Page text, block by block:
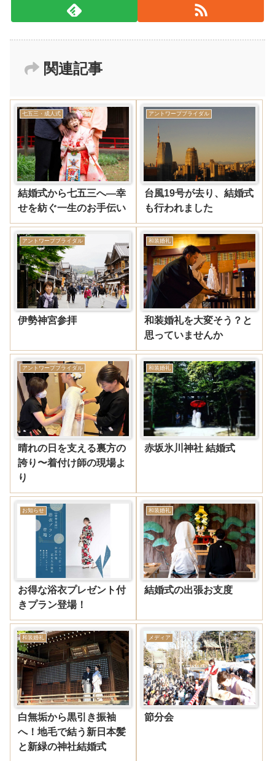
関連記事
七五三・成人式
結婚式から七五三へ―幸
せを紡ぐ一生のお手伝い
アントワープブライダル
台風19号が去り、結婚式
も行われました
アントワープブライダル
伊勢神宮参拝
和装婚礼
和装婚礼を大変そう？と
思っていませんか
アントワープブライダル
晴れの日を支える裏方の
誇り〜着付け師の現場よ
り
和装婚礼
赤坂氷川神社 結婚式
お知らせ
お得な浴衣プレゼント付
きプラン登場！
和装婚礼
結婚式の出張お支度
和装婚礼
白無垢から黒引き振袖
へ！地毛で結う新日本髪
と新緑の神社結婚式
メディア
節分会